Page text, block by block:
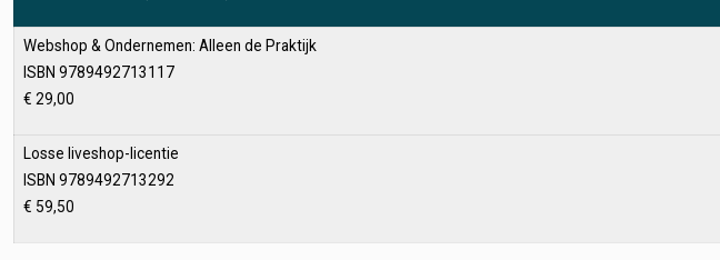
Webshop & Ondernemen: Alleen de Praktijk
ISBN 9789492713117
€ 29,00
Losse liveshop-licentie
ISBN 9789492713292
€ 59,50